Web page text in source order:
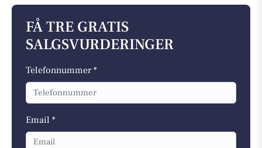
FÅ TRE GRATIS
SALGSVURDERINGER
Telefonnummer *
Email *